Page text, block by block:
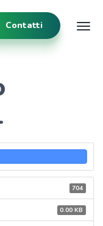
Contatti
704
0.00 KB